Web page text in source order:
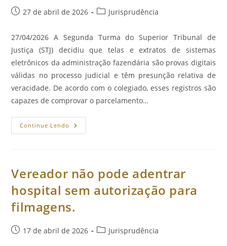
Post27 de abril de 2026
Categoria
post:
Jurisprudência
27/04/2026 A Segunda Turma do Superior Tribunal de
Justiça (STJ) decidiu que telas e extratos de sistemas
eletrônicos da administração fazendária são provas digitais
válidas no processo judicial e têm presunção relativa de
veracidade. De acordo com o colegiado, esses registros são
capazes de comprovar o parcelamento…
Continue Lendo Telas
E
Pública
São
Válidas
Para
Fins
De
Prescrição.
Vereador não pode adentrar
hospital sem autorização para
filmagens.
Post17 de abril de 2026
Categoria
Jurisprudência